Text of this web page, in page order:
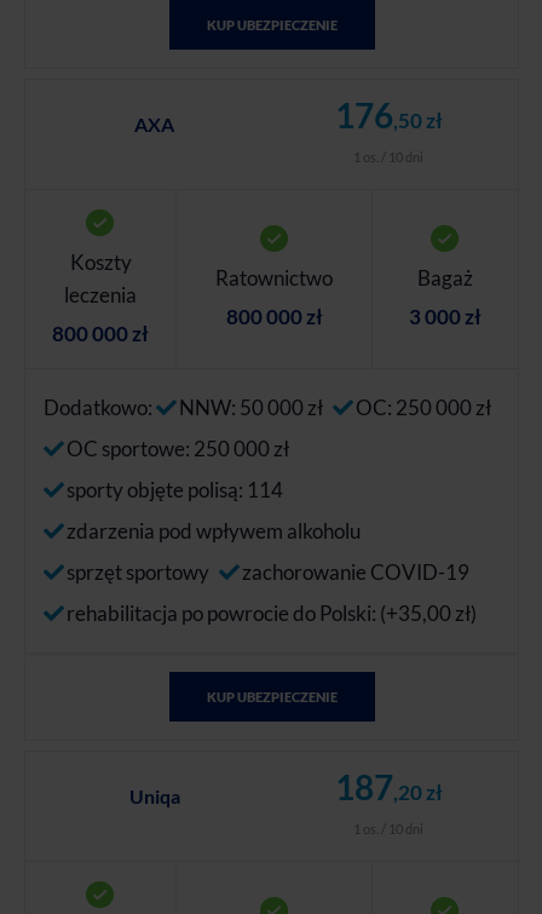
KUP UBEZPIECZENIE
AXA 176,50 zł
1 os. / 10 dni
Koszty
leczenia
800 000 zł
Ratownictwo
800 000 zł
Bagaż
3 000 zł
Dodatkowo: NNW: 50 000 zł
OC: 250 000 zł
OC sportowe: 250 000 zł
sporty objęte polisą: 114
zdarzenia pod wpływem alkoholu
sprzęt sportowy
zachorowanie COVID-19
rehabilitacja po powrocie do Polski: (+35,00 zł)
KUP UBEZPIECZENIE
Uniqa 187,20 zł
1 os. / 10 dni